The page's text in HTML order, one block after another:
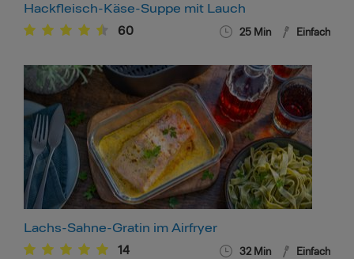
Hackfleisch-Käse-Suppe mit Lauch
60 25 Min Einfach
Lachs-Sahne-Gratin im Airfryer
14 32Min Einfach